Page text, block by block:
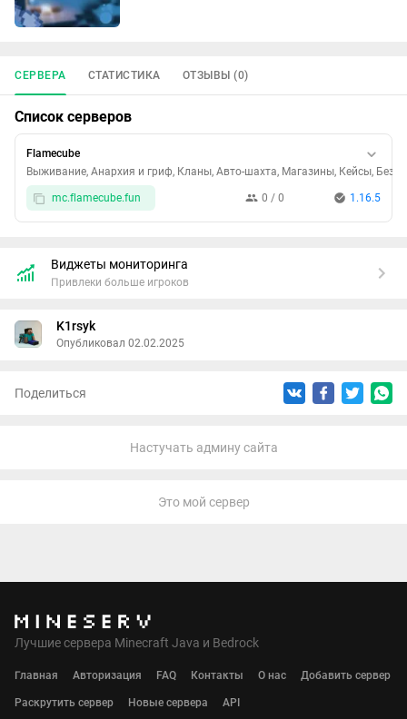
СЕРВЕРА СТАТИСТИКА ОТЗЫВЫ (0)
Список серверов
Flamecube
Выживание, Анархия и гриф, Кланы, Авто-шахта, Магазины, Кейсы, Без
0 / 0 1.16.5
mc.flamecube.fun
Виджеты мониторинга
Привлеки больше игроков
K1rsyk
Опубликовал 02.02.2025
Поделиться
Настучать админу сайта
Это мой сервер
Лучшие сервера Minecraft Java и Bedrock
Главная Авторизация FAQ Контакты О нас Добавить сервер
Раскрутить сервер Новые сервера API